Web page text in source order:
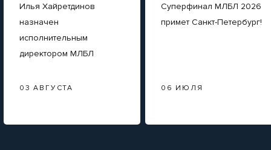
Илья Хайретдинов
назначен
исполнительным
директором МЛБЛ
03 АВГУСТА
Суперфинал МЛБЛ 2026
примет Санкт-Петербург!
06 ИЮЛЯ